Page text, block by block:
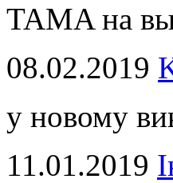
TAMA на
08.02.2019
у новому
11.01.2019